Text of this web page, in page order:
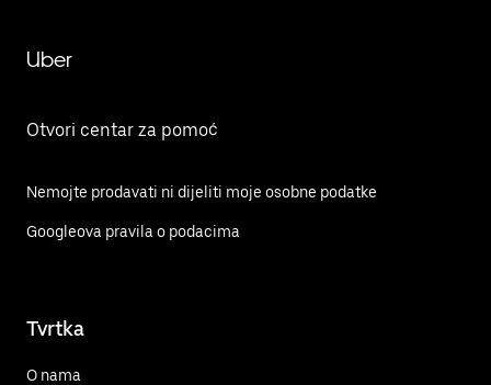
Uber
Otvori centar za pomoć
Nemojte prodavati ni dijeliti moje osobne podatke
Googleova pravila o podacima
Tvrtka
O nama